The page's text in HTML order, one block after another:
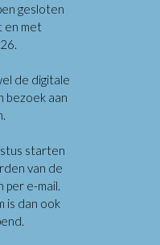
gesloten
en met
de digitale
bezoek aan
starten
van de
per e-mail.
is dan ook